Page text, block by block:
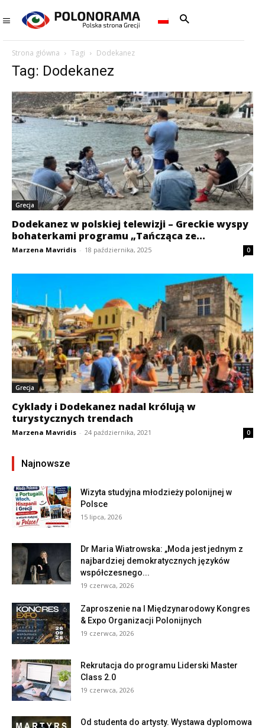
Strona główna Tagi Dodekanez
Tag: Dodekanez
Grecja
Dodekanez w polskiej telewizji – Greckie wyspy
bohaterkami programu „Tańcząca ze...
Marzena Mavridis - 18 października, 2025 0
Grecja
Cyklady i Dodekanez nadal królują w
turystycznych trendach
Marzena Mavridis - 24 października, 2021 0
Najnowsze
Wizyta studyjna młodzieży polonijnej w
Polsce
15 lipca, 2026
Dr Maria Wiatrowska: „Moda jest jednym z
najbardziej demokratycznych języków
współczesnego...
19 czerwca, 2026
Zaproszenie na I Międzynarodowy Kongres
& Expo Organizacji Polonijnych
19 czerwca, 2026
Rekrutacja do programu Liderski Master
Class 2.0
19 czerwca, 2026
Od studenta do artysty. Wystawa dyplomowa